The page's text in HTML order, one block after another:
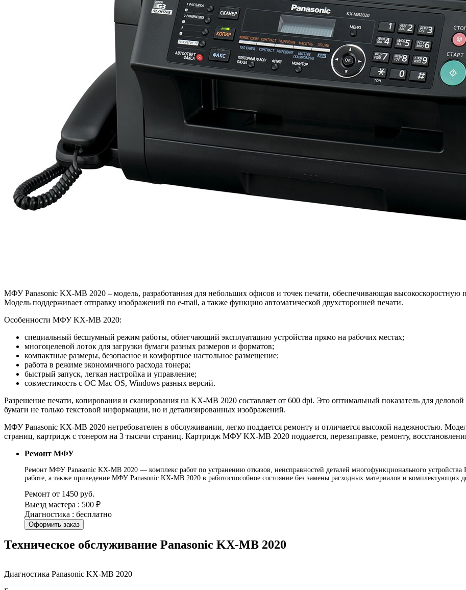
МФУ Panasonic KX-MB 2020 – модель, разработанная для небольших офисов и точек печати, обеспечивающая высокоскоростную
Модель поддерживает отправку изображений по e-mail, а также функцию автоматической двухсторонней печати.
Особенности МФУ KX-MB 2020:
специальный бесшумный режим работы, облегчающий эксплуатацию устройства прямо на рабочих местах;
многоцелевой лоток для загрузки бумаги разных размеров и форматов;
компактные размеры, безопасное и комфортное настольное размещение;
работа в режиме экономичного расхода тонера;
быстрый запуск, легкая настройка и управление;
совместимость с ОС Mac OS, Windows разных версий.
Разрешение печати, копирования и сканирования на KX-MB 2020 составляет от 600 dpi. Это оптимальный показатель для
бумаги не только текстовой информации, но и детализированных изображений.
МФУ Panasonic KX-MB 2020 нетребователен в обслуживании, легко поддается ремонту и отличается высокой надежностью.
страниц, картридж с тонером на 3 тысячи страниц. Картридж МФУ KX-MB 2020 поддается, перезаправке, ремонту,
Ремонт МФУ
Ремонт МФУ Panasonic KX-MB 2020 — комплекс работ по устранению отказов, неисправностей деталей многофункционального
работе, а также приведение МФУ Panasonic KX-MB 2020 в работоспособное состояние без замены расходных материалов и комплектующих
Ремонт от 1450 руб.
Выезд мастера : 500 ₽
Диагностика : бесплатно
Оформить заказ
Техническое обслуживание Panasonic KX-MB 2020
Диагностика Panasonic KX-MB 2020